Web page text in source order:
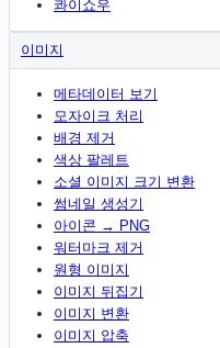
콰이쇼우
이미지
메타데이터 보기
모자이크 처리
배경 제거
색상 팔레트
소셜 이미지 크기 변환
썸네일 생성기
아이콘 → PNG
워터마크 제거
원형 이미지
이미지 뒤집기
이미지 변환
이미지 압축